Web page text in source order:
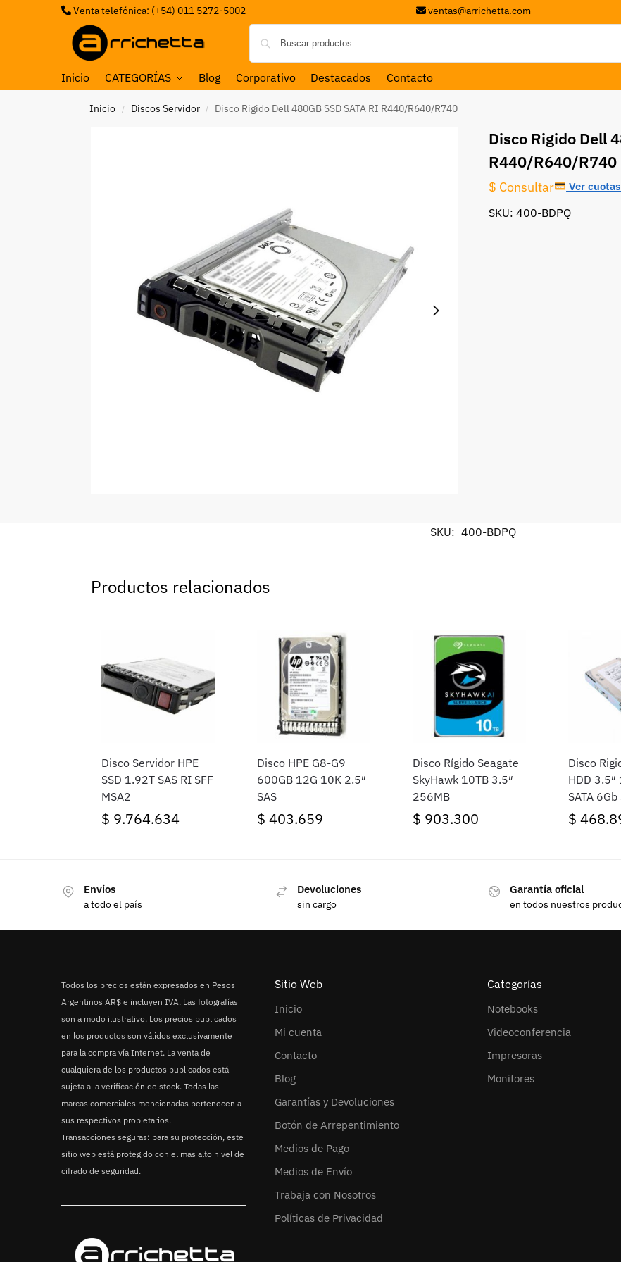
Venta telefónica: (+54) 011 5272-5002 ventas@arrichetta.com
Inicio CATEGORÍAS Blog Corporativo Destacados Contacto
Inicio / Discos Servidor / Disco Rigido Dell 480GB SSD SATA RI R440/R640/R740
Disco Rigido Dell
R440/R640/R740
$ Consultar
Ver
SKU: 400-BDPQ
SKU: 400-BDPQ
Productos relacionados
Disco Servidor HPE
SSD 1.92T SAS RI SFF
MSA2
$ 9.764.634
Disco HPE G8-G9
600GB 12G 10K 2.5″
SAS
$ 403.659
Disco Rígido Seagate
SkyHawk 10TB 3.5″
256MB
$ 903.300
Disco
HDD 3.5″
SATA
$
Envíos
a todo el país
Devoluciones
sin cargo
Garantía oficial
en todos nuestros
Todos los precios están expresados en Pesos
Argentinos AR$ e incluyen IVA. Las fotografías
son a modo ilustrativo. Los precios publicados
en los productos son válidos exclusivamente
para la compra vía Internet. La venta de
cualquiera de los productos publicados está
sujeta a la verificación de stock. Todas las
marcas comerciales mencionadas pertenecen a
sus respectivos propietarios.
Transacciones seguras: para su protección, este
sitio web está protegido con el mas alto nivel de
cifrado de seguridad.
Sitio Web
Inicio
Mi cuenta
Contacto
Blog
Garantías y Devoluciones
Botón de Arrepentimiento
Medios de Pago
Medios de Envío
Trabaja con Nosotros
Políticas de Privacidad
Categorías
Notebooks
Videoconferencia
Impresoras
Monitores